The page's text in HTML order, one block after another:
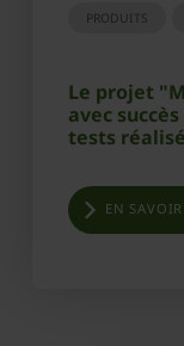
PRODUITS
Le projet
avec
tests
EN